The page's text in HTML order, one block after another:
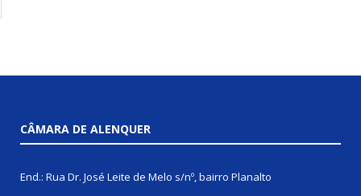
CÂMARA DE ALENQUER
End.: Rua Dr. José Leite de Melo s/nº, bairro Planalto